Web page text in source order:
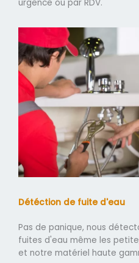
urgence ou par RDV.
Détéction de fuite d'eau
Pas de panique, nous
fuites d'eau même les
et notre matériel haute